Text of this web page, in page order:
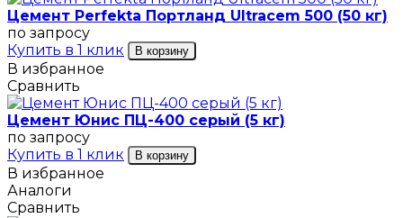
Цемент Perfekta Портланд Ultracem 500 (50 кг)
по запросу
Купить в 1 клик
В корзину
В избранное
Сравнить
Цемент Юнис ПЦ-400 серый (5 кг)
по запросу
Купить в 1 клик
В корзину
В избранное
Аналоги
Сравнить